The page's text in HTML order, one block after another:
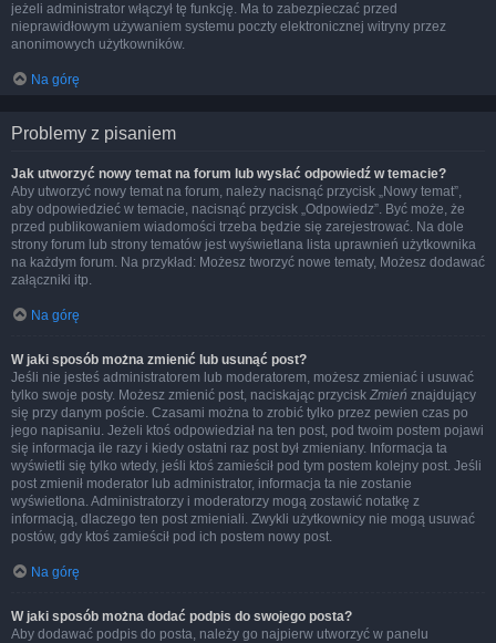
jeżeli administrator włączył tę funkcję. Ma to zabezpieczać przed
nieprawidłowym używaniem systemu poczty elektronicznej witryny przez
anonimowych użytkowników.
Na górę
Problemy z pisaniem
Jak utworzyć nowy temat na forum lub wysłać odpowiedź w temacie?
Aby utworzyć nowy temat na forum, należy nacisnąć przycisk „Nowy temat”,
aby odpowiedzieć w temacie, nacisnąć przycisk „Odpowiedz”. Być może, że
przed publikowaniem wiadomości trzeba będzie się zarejestrować. Na dole
strony forum lub strony tematów jest wyświetlana lista uprawnień użytkownika
na każdym forum. Na przykład: Możesz tworzyć nowe tematy, Możesz dodawać
załączniki itp.
Na górę
W jaki sposób można zmienić lub usunąć post?
Jeśli nie jesteś administratorem lub moderatorem, możesz zmieniać i usuwać
tylko swoje posty. Możesz zmienić post, naciskając przycisk Zmień znajdujący
się przy danym poście. Czasami można to zrobić tylko przez pewien czas po
jego napisaniu. Jeżeli ktoś odpowiedział na ten post, pod twoim postem pojawi
się informacja ile razy i kiedy ostatni raz post był zmieniany. Informacja ta
wyświetli się tylko wtedy, jeśli ktoś zamieścił pod tym postem kolejny post. Jeśli
post zmienił moderator lub administrator, informacja ta nie zostanie
wyświetlona. Administratorzy i moderatorzy mogą zostawić notatkę z
informacją, dlaczego ten post zmieniali. Zwykli użytkownicy nie mogą usuwać
postów, gdy ktoś zamieścił pod ich postem nowy post.
Na górę
W jaki sposób można dodać podpis do swojego posta?
Aby dodawać podpis do posta, należy go najpierw utworzyć w panelu